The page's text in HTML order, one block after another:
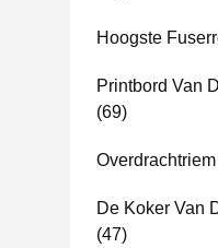
Hoogste
Printbord Van
(69)
Overdrachtriem
De Koker Van
(47)